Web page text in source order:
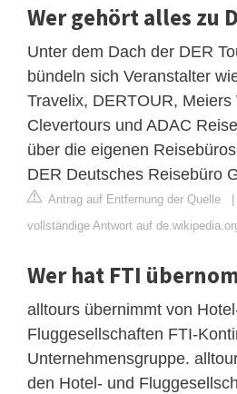
Wer gehört alles zu
Unter dem Dach der DER
bündeln sich Veranstalter
Travelix, DERTOUR, Meiers
Clevertours und ADAC
über die eigenen
DER Deutsches Reisebüro
Antrag auf Entfernung der Quelle
vollständige Antwort auf
Wer hat FTI
alltours übernimmt von
Fluggesellschaften FTI-
Unternehmensgruppe.
den Hotel- und